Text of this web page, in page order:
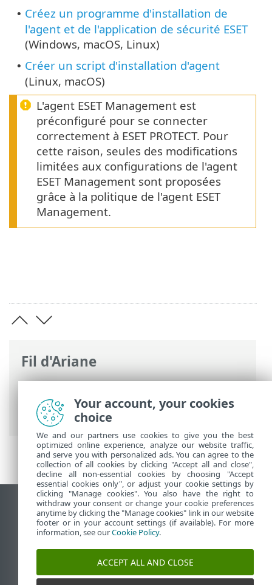
Fil d'Ariane
Aide en ligne d'ESET>ESET PROTECT>
Démarrer >Déploiement de l'agent ESET
Management> Déploiement local
• Créez un programme d'installation de
l'agent et de l'application de sécurité ESET
(Windows, macOS, Linux)
• Créer un script d'installation d'agent
(Linux, macOS)
L'agent ESET Management est
préconfiguré pour se connecter
correctement à ESET PROTECT. Pour
cette raison, seules des modifications
limitées aux configurations de l'agent
ESET Management sont proposées
grâce à la politique de l'agent ESET
Management.
Afficher le site pour ordinateur de bureau
End of Life
Base de connaissances ESET
Forum ESET
ESET Status Portal
Your account, your cookies
choice
We and our partners use cookies to give you the best
optimized online experience, analyze our website traffic,
and serve you with personalized ads. You can agree to the
collection of all cookies by clicking "Accept all and close",
decline all non-essential cookies by choosing "Accept
essential cookies only", or adjust your cookie settings by
clicking "Manage cookies". You also have the right to
withdraw your consent or change your cookie preferences
anytime by clicking the "Manage cookies" link in our website
footer or in your account settings (if available). For more
information, see ourCookie Policy.
ACCEPT ALL AND CLOSE